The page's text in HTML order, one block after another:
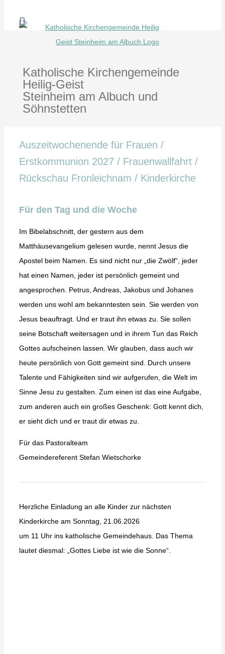
Inhalt
Katholische Kirchengemeinde
Heilig-Geist
Steinheim am Albuch und
Söhnstetten
Auszeitwochenende für Frauen /
Erstkommunion 2027 / Frauenwallfahrt /
Rückschau Fronleichnam / Kinderkirche
Für den Tag und die Woche
Im Bibelabschnitt, der gestern aus dem
Matthäusevangelium gelesen wurde, nennt Jesus die
Apostel beim Namen. Es sind nicht nur „die Zwölf“, jeder
hat einen Namen, jeder ist persönlich gemeint und
angesprochen. Petrus, Andreas, Jakobus und Johanes
werden uns wohl am bekanntesten sein. Sie werden von
Jesus beauftragt. Und er traut ihn etwas zu. Sie sollen
seine Botschaft weitersagen und in ihrem Tun das Reich
Gottes aufscheinen lassen. Wir glauben, dass auch wir
heute persönlich von Gott gemeint sind. Durch unsere
Talente und Fähigkeiten sind wir aufgerufen, die Welt im
Sinne Jesu zu gestalten. Zum einen ist das eine Aufgabe,
zum anderen auch ein großes Geschenk: Gott kennt dich,
er sieht dich und er traut dir etwas zu.
Für das Pastoralteam
Gemeindereferent Stefan Wietschorke
Herzliche Einladung an alle Kinder zur nächsten
Kinderkirche am Sonntag, 21.06.2026
um 11 Uhr ins katholische Gemeindehaus. Das Thema
lautet diesmal: „Gottes Liebe ist wie die Sonne“.